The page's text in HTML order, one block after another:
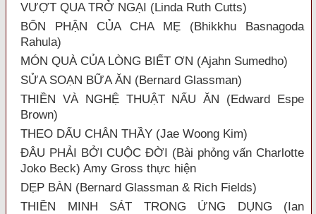
VƯỢT QUA TRỞ NGẠI (Linda Ruth Cutts)
BỔN PHẬN CỦA CHA MẸ (Bhikkhu Basnagoda
Rahula)
MÓN QUÀ CỦA LÒNG BIẾT ƠN (Ajahn Sumedho)
SỬA SOẠN BỮA ĂN (Bernard Glassman)
THIỀN VÀ NGHỆ THUẬT NẤU ĂN (Edward Espe
Brown)
THEO DẤU CHÂN THẦY (Jae Woong Kim)
ĐÂU PHẢI BỞI CUỘC ĐỜI (Bài phỏng vấn Charlotte
Joko Beck) Amy Gross thực hiện
DẸP BÀN (Bernard Glassman & Rich Fields)
THIỀN MINH SÁT TRONG ỨNG DỤNG (Ian